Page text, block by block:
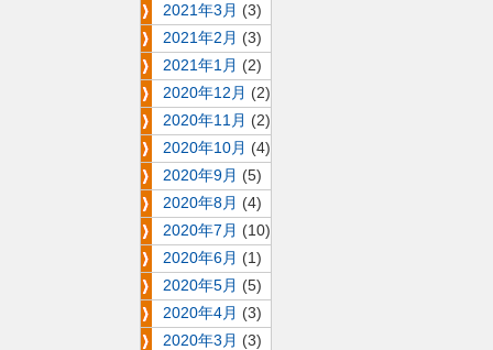
2021年3月 (3)
2021年2月 (3)
2021年1月 (2)
2020年12月 (2)
2020年11月 (2)
2020年10月 (4)
2020年9月 (5)
2020年8月 (4)
2020年7月 (10)
2020年6月 (1)
2020年5月 (5)
2020年4月 (3)
2020年3月 (3)